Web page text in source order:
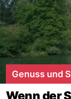
Genuss und
Wenn der